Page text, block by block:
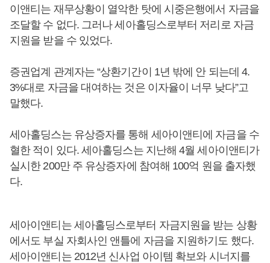
이앤티는 재무상황이 열악한 탓에 시중은행에서 자금을
조달할 수 없다. 그러나 세아홀딩스로부터 저리로 자금
지원을 받을 수 있었다.
증권업계 관계자는 “상환기간이 1년 밖에 안 되는데 4.
3%대로 자금을 대여하는 것은 이자율이 너무 낮다”고
말했다.
세아홀딩스는 유상증자를 통해 세아이앤티에 자금을 수
혈한 적이 있다. 세아홀딩스는 지난해 4월 세아이앤티가
실시한 200만 주 유상증자에 참여해 100억 원을 출자했
다.
세아이앤티는 세아홀딩스로부터 자금지원을 받는 상황
에서도 부실 자회사인 앤틀에 자금을 지원하기도 했다.
세아이앤티는 2012년 신사업 아이템 확보와 시너지를